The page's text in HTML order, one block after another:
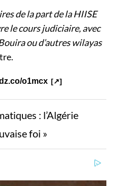
de la part de la HIISE
le cours judiciaire, avec
ou d’autres wilayas
o1mcx
: l’Algérie
foi »